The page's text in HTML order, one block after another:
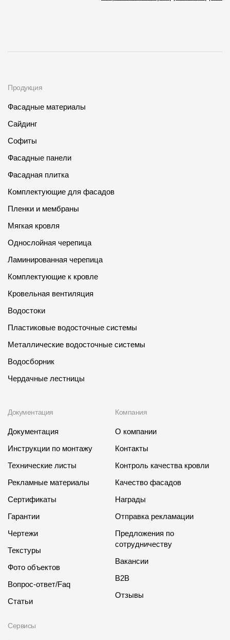
Продукция
Фасадные материалы
Сайдинг
Софиты
Фасадные панели
Фасадная плитка
Комплектующие для фасадов
Пленки и мембраны
Мягкая кровля
Однослойная черепица
Ламинированная черепица
Комплектующие к кровле
Кровельная вентиляция
Водостоки
Пластиковые водосточные системы
Металлические водосточные системы
Водосборник
Чердачные лестницы
Документация
Документация
Инструкции по монтажу
Технические листы
Рекламные материалы
Сертификаты
Гарантии
Чертежи
Текстуры
Фото объектов
Вопрос-ответ/Faq
Статьи
Сервисы
Компания
О компании
Контакты
Контроль качества кровли
Качество фасадов
Награды
Отправка рекламации
Предложения по
сотрудничеству
Вакансии
B2B
Отзывы